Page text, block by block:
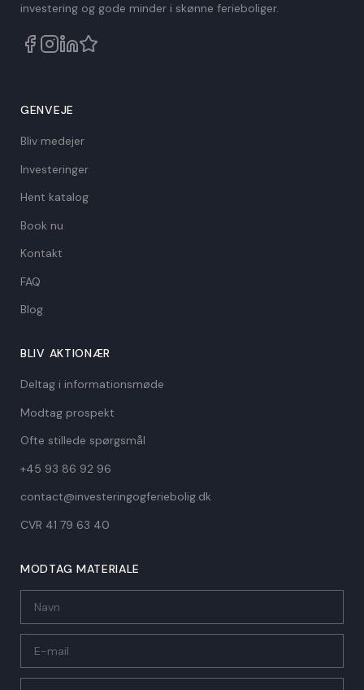
investering og gode minder i skønne ferieboliger.
GENVEJE
Bliv medejer
Investeringer
Hent katalog
Book nu
Kontakt
FAQ
Blog
BLIV AKTIONÆR
Deltag i informationsmøde
Modtag prospekt
Ofte stillede spørgsmål
+45 93 86 92 96
contact@investeringogferiebolig.dk
CVR 41 79 63 40​
MODTAG MATERIALE